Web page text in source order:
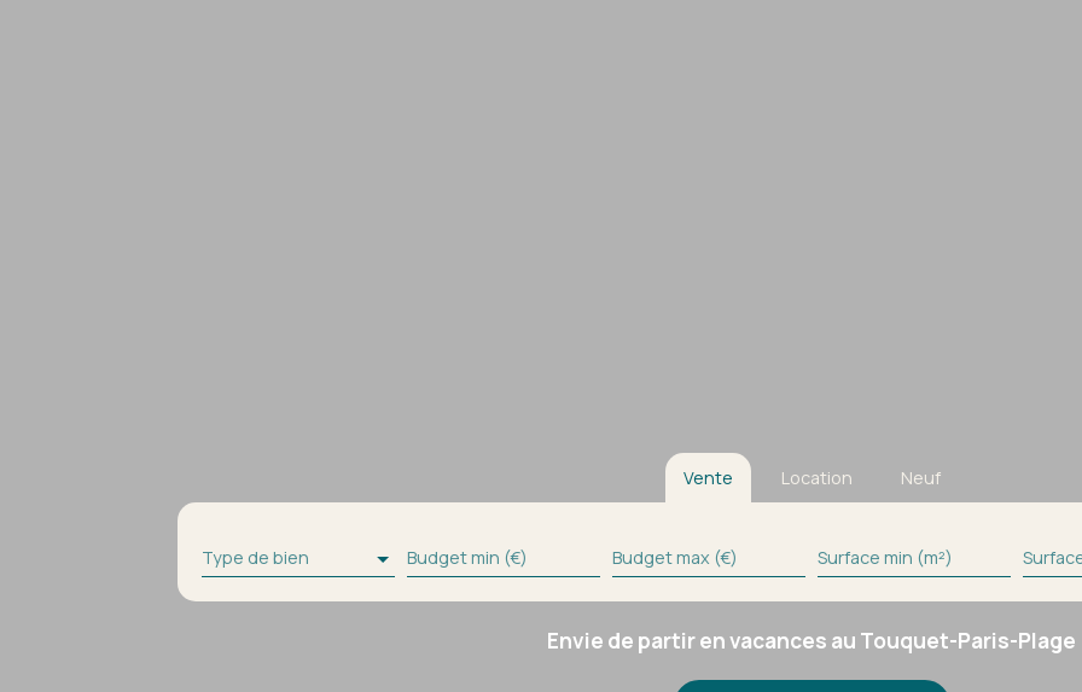
Vente Location Neuf
Type de bien Budget min (€) Budget max (€) Surface min (m²)
Envie de partir en vacances au Touquet-Paris-Plage